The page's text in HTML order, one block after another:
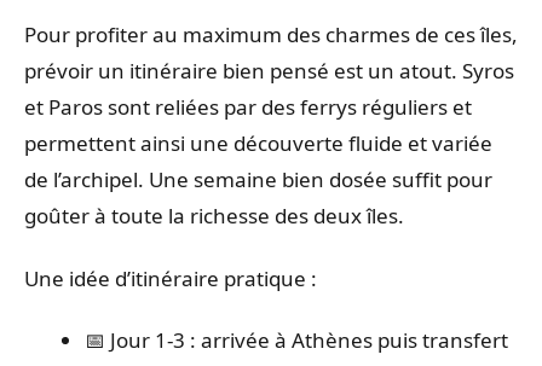
Pour profiter au maximum des charmes de ces îles,
prévoir un itinéraire bien pensé est un atout. Syros
et Paros sont reliées par des ferrys réguliers et
permettent ainsi une découverte fluide et variée
de l’archipel. Une semaine bien dosée suffit pour
goûter à toute la richesse des deux îles.
Une idée d’itinéraire pratique :
📅 Jour 1-3 : arrivée à Athènes puis transfert